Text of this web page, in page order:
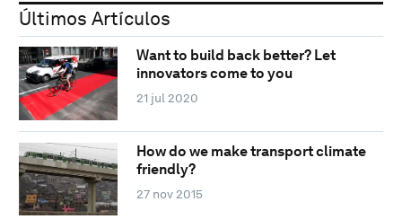
Últimos Artículos
Want to build back better? Let
innovators come to you
21 jul 2020
How do we make transport climate
friendly?
27 nov 2015